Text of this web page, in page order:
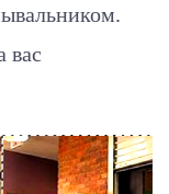
вас